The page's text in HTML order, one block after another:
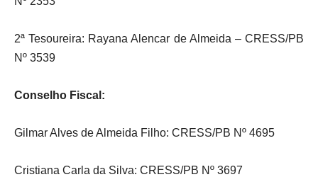
2ª Tesoureira: Rayana Alencar de Almeida – CRESS/PB
Nº 3539
Conselho Fiscal:
Gilmar Alves de Almeida Filho: CRESS/PB Nº 4695
Cristiana Carla da Silva: CRESS/PB Nº 3697